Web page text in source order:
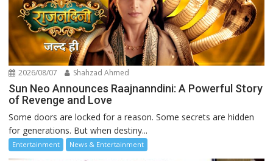
2026/08/07 Shahzad Ahmed
Sun Neo Announces Raajnanndini: A Powerful Story
of Revenge and Love
Some doors are locked for a reason. Some secrets are hidden
for generations. But when destiny...
Entertainment News & Entertainment